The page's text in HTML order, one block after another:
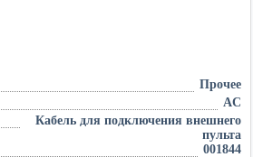
Прочее
AC
Кабель для подключения внешнего
пульта
001844